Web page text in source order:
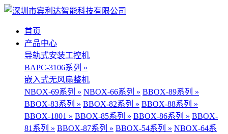
首页
产品中心
导轨式安装工控机
BAPC-3106系列 »
嵌入式无风扇整机
NBOX-69系列 » NBOX-66系列 » BBOX-89系列 »
BBOX-83系列 » BBOX-82系列 » BBOX-88系列 »
BBOX-1801 » BBOX-85系列 » BBOX-86系列 » BBOX-
81系列 » BBOX-87系列 » BBOX-54系列 » NBOX-64系